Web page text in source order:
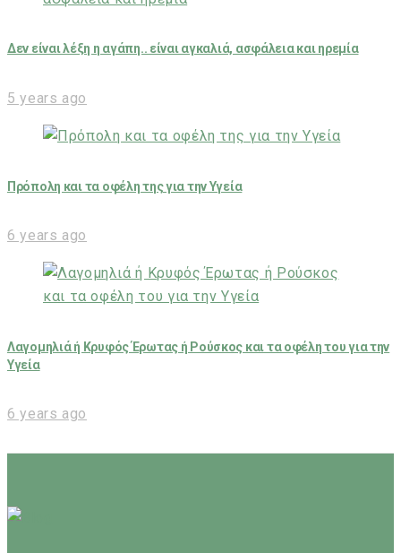
Δεν είναι λέξη η αγάπη.. είναι αγκαλιά, ασφάλεια και ηρεμία
5 years ago
Πρόπολη και τα οφέλη της για την Υγεία
6 years ago
Λαγομηλιά ή Κρυφός Έρωτας ή Ρούσκος και τα οφέλη του για την
Υγεία
6 years ago